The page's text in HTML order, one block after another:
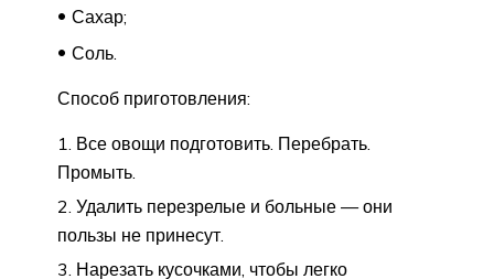
Сахар;
Соль.
Способ приготовления:
Все овощи подготовить. Перебрать.
Промыть.
Удалить перезрелые и больные — они
пользы не принесут.
Нарезать кусочками, чтобы легко